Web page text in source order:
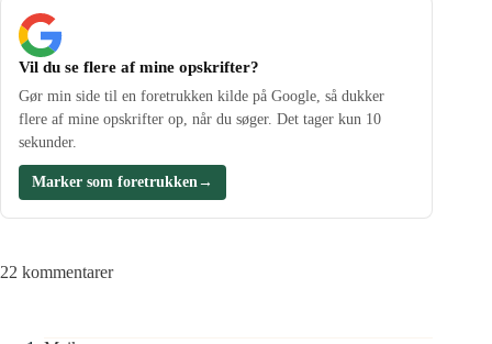
Vil du se flere af mine opskrifter?
Gør min side til en foretrukken kilde på Google, så dukker
flere af mine opskrifter op, når du søger. Det tager kun 10
sekunder.
Marker som foretrukken→
22 kommentarer